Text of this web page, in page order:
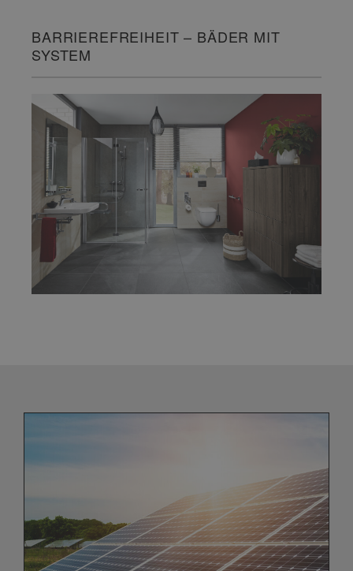
BARRIEREFREIHEIT – BÄDER MIT
SYSTEM